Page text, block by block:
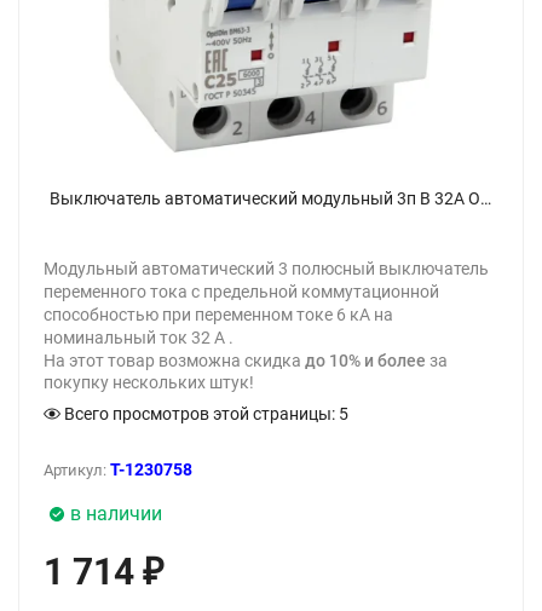
Выключатель автоматический модульный 3п B 32А OptiDin BM63-3B32-УХЛ3 КЭАЗ 260780 - фото
Модульный автоматический 3 полюсный выключатель
переменного тока с предельной коммутационной
способностью при переменном токе 6 кА на
номинальный ток 32 А .
На этот товар возможна скидка до 10% и более за
покупку нескольких штук!
Всего просмотров этой страницы: 5
Артикул: T-1230758
в наличии
1 714 ₽